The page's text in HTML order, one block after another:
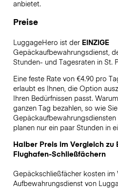
anbietet.
Preise
LuggageHero ist der EINZIGE
Gepäckaufbewahrungsdienst,
Stunden- und Tagesraten in St.
Eine feste Rate von €4.90 pro
erlaubt es Ihnen, die Option
Ihren Bedürfnissen passt.
ganzen Tag bezahlen, so wie
planen nur ein paar Stunden in
Halber Preis im Vergleich zu
Flughafen-Schließfächern
Gepäckschließfächer kosten im
Aufbewahrungsdienst von